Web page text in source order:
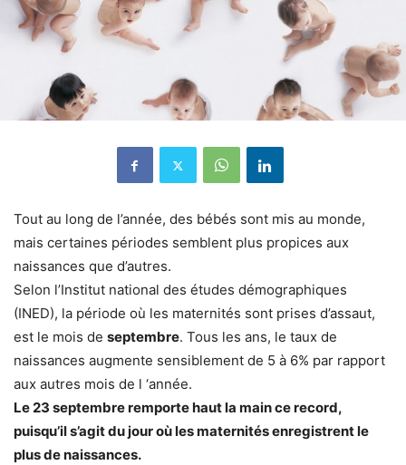
Tout au long de l’année, des bébés sont mis au monde,
mais certaines périodes semblent plus propices aux
naissances que d’autres.
Selon l’Institut national des études démographiques
(INED), la période où les maternités sont prises d’assaut,
est le mois de septembre. Tous les ans, le taux de
naissances augmente sensiblement de 5 à 6% par rapport
aux autres mois de l ‘année.
Le 23 septembre remporte haut la main ce record,
puisqu’il s’agit du jour où les maternités enregistrent le
plus de naissances.